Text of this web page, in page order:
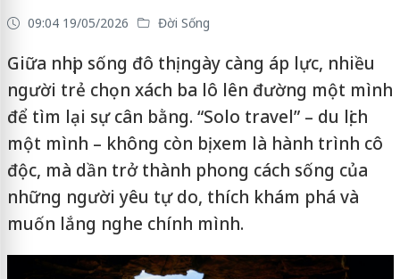
09:04 19/05/2026 Đời Sống
Giữa nhịp sống đô thị ngày càng áp lực, nhiều
người trẻ chọn xách ba lô lên đường một mình
để tìm lại sự cân bằng. “Solo travel” – du lịch
một mình – không còn bị xem là hành trình cô
độc, mà dần trở thành phong cách sống của
những người yêu tự do, thích khám phá và
muốn lắng nghe chính mình.